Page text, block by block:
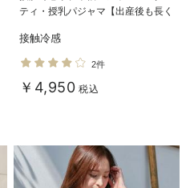
ティ・授乳パジャマ【出産後も長く
接触冷感
2件
￥4,950 税込